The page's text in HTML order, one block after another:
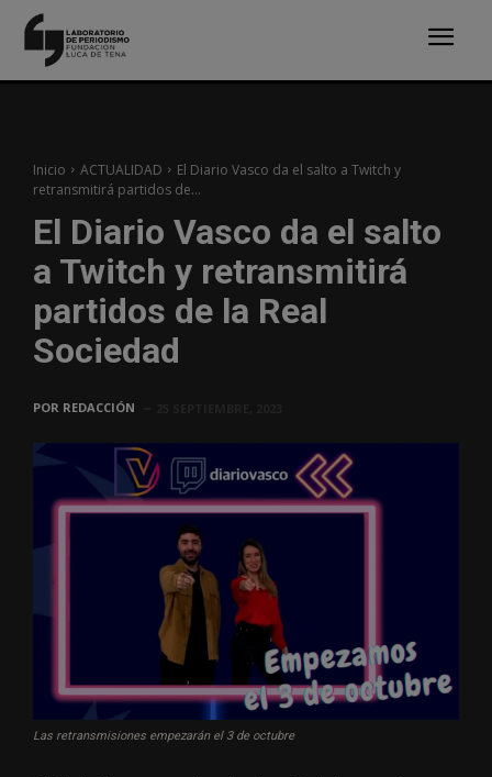
Inicio ACTUALIDAD
El Diario Vasco da el salto a Twitch y
retransmitirá partidos de...
El Diario Vasco da el salto
a Twitch y retransmitirá
partidos de la Real
Sociedad
POR REDACCIÓN
Las retransmisiones empezarán el 3 de octubre